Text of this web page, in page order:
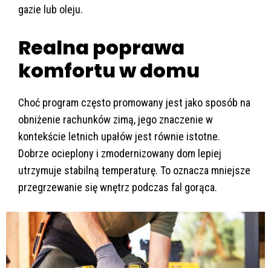
gazie lub oleju.
Realna poprawa
komfortu w domu
Choć program często promowany jest jako sposób na
obniżenie rachunków zimą, jego znaczenie w
kontekście letnich upałów jest równie istotne.
Dobrze ocieplony i zmodernizowany dom lepiej
utrzymuje stabilną temperaturę. To oznacza mniejsze
przegrzewanie się wnętrz podczas fal gorąca.